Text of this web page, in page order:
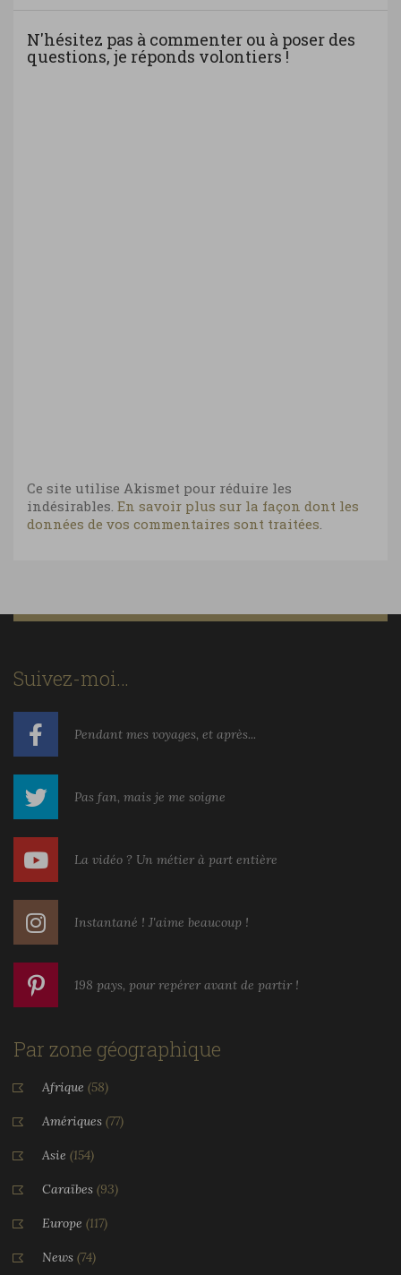
N'hésitez pas à commenter ou à poser des
questions, je réponds volontiers !
Ce site utilise Akismet pour réduire les
indésirables. En savoir plus sur la façon dont les
données de vos commentaires sont traitées
Suivez-moi…
Pendant mes voyages, et après...
Pas fan, mais je me soigne
La vidéo ? Un métier à part entière
Instantané ! J'aime beaucoup !
198 pays, pour repérer avant de partir !
Par zone géographique
Afrique (58)
Amériques (77)
Asie (154)
Caraïbes (93)
Europe (117)
News (74)